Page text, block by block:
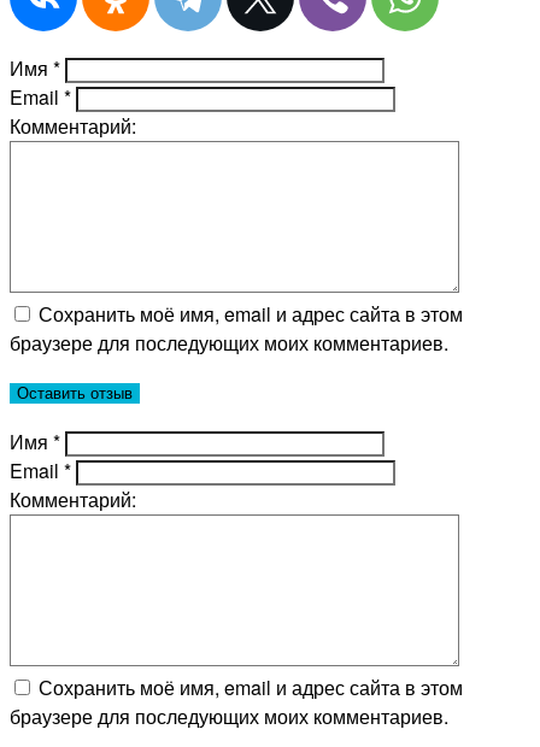
Имя *
Email *
Комментарий:
Сохранить моё имя, email и адрес сайта в этом
браузере для последующих моих комментариев.
Имя *
Email *
Комментарий:
Сохранить моё имя, email и адрес сайта в этом
браузере для последующих моих комментариев.